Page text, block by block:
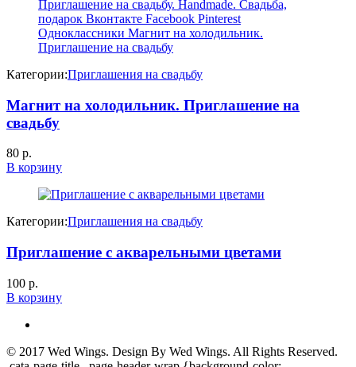
Категории:Приглашения на свадьбу
Магнит на холодильник. Приглашение на
свадьбу
80 р.
В корзину
Категории:Приглашения на свадьбу
Приглашение с акварельными цветами
100 р.
В корзину
© 2017 Wed Wings. Design By Wed Wings. All Rights Reserved.